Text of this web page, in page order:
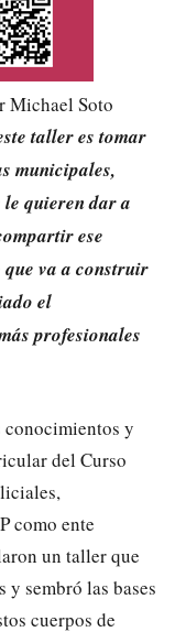
Michael Soto
taller es tomar
municipales,
quieren dar a
ese
va a construir
el
profesionales
y
del Curso
como ente
un taller que
sembró las bases
cuerpos de